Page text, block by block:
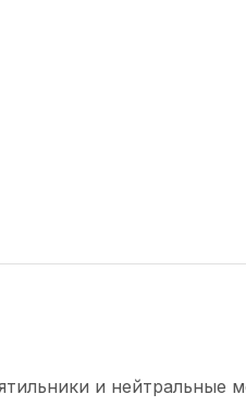
и нейтральные